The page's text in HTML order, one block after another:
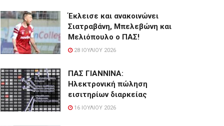
Έκλεισε και ανακοινώνει
Σιατραβάνη, Μπελεβώνη και
Μελιόπουλο ο ΠΑΣ!
28 ΙΟΥΛΊΟΥ 2026
ΠΑΣ ΓΙΑΝΝΙΝΑ:
Hλεκτρονική πώληση
εισιτηρίων διαρκείας
16 ΙΟΥΛΊΟΥ 2026